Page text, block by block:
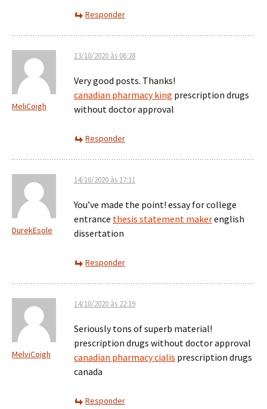
Responder
MeliCoigh
13/10/2020 às 06:28
Very good posts. Thanks!
canadian pharmacy king prescription drugs
without doctor approval
Responder
DurekEsole
14/10/2020 às 17:11
You’ve made the point! essay for college
entrance thesis statement makerenglish
dissertation
Responder
MelviCoigh
14/10/2020 às 22:19
Seriously tons of superb material!
prescription drugs without doctor approval
canadian pharmacy cialis prescription drugs
canada
Responder